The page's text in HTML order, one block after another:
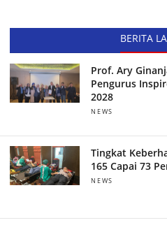
BERITA
Prof. Ary
Pengurus
2028
NEWS
Tingkat
165 Capai 73
NEWS